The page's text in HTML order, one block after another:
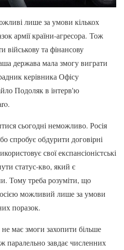
лише за умови кількох
армії країни-агресора. Тож
та фінансову
держава мала змогу виграти
керівника Офісу
Подоляк в інтерв'ю
сьогодні неможливо. Росія
спробує обдурити договірні
свої експансіоністські
статус-кво, який є
Тому треба розуміти, що
можливий лише за умови
поразок.
має змоги захопити більше
паралельно завдає численних